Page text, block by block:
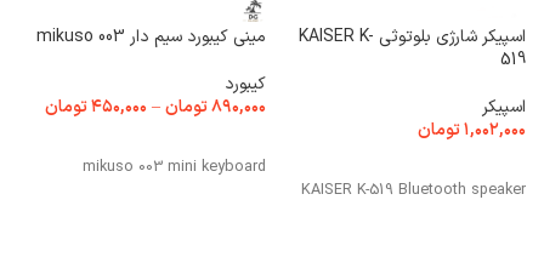
اسپیکر شارژی بلوتوثی KAISER K-
519
اسپیکر
۱,۰۰۲,۰۰۰تومان
KAISER K-519 Bluetooth speaker
مینی کیبورد سیم دار mikuso 003
کیبورد
۸۹۰,۰۰۰تومان– ۴۵۰,۰۰۰تومان
mikuso 003 mini keyboard